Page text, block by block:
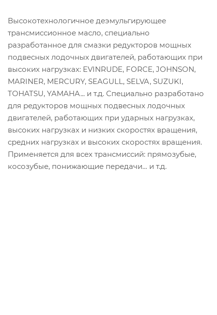
Высокотехнологичное деэмульгирующее
трансмиссионное масло, специально
разработанное для смазки редукторов мощных
подвесных лодочных двигателей, работающих при
высоких нагрузках: EVINRUDE, FORCE, JOHNSON,
MARINER, MERCURY, SEAGULL, SELVA, SUZUKI,
TOHATSU, YAMAHA... и т.д. Специально разработано
для редукторов мощных подвесных лодочных
двигателей, работающих при ударных нагрузках,
высоких нагрузках и низких скоростях вращения,
средних нагрузках и высоких скоростях вращения.
Применяется для всех трансмиссий: прямозубые,
косозубые, понижающие передачи… и т.д.